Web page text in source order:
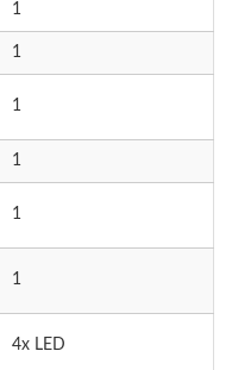
1
1
1
1
1
1
4x LED